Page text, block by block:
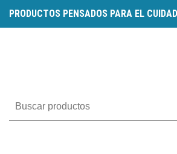
PRODUCTOS PENSADOS PARA EL